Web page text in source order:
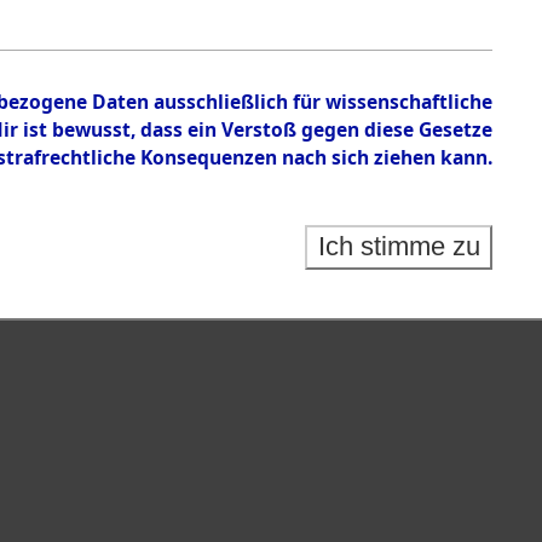
Daten ausschließlich für wissenschaftliche
bewusst, dass ein Verstoß gegen diese Gesetze
Konsequenzen nach sich ziehen kann.
Ich stimme zu